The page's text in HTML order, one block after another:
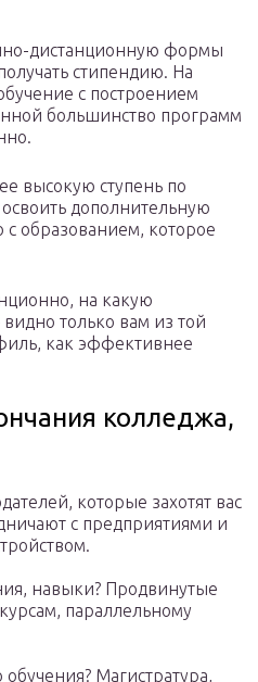
дистанционную формы
стипендию. На
с построением
большинство программ
высокую ступень по
дополнительную
образованием, которое
на какую
только вам из той
как эффективнее
колледжа,
которые захотят вас
с предприятиями и
навыки? Продвинутые
параллельному
Магистратура,